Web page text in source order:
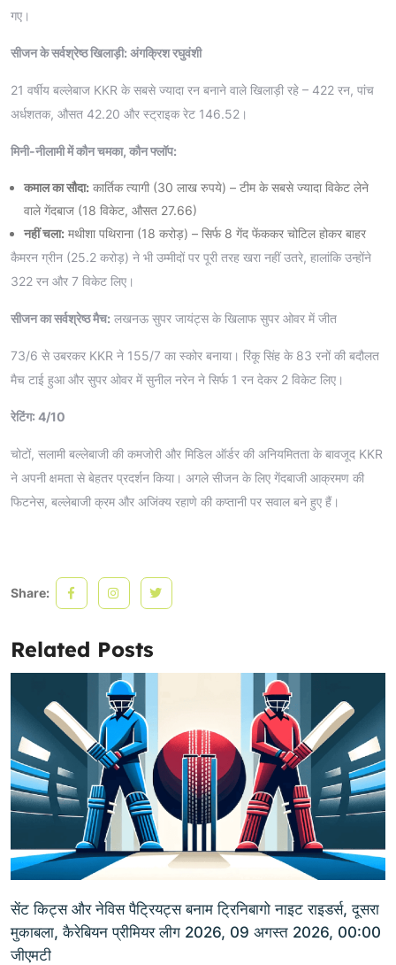
गए।
सीजन के सर्वश्रेष्ठ खिलाड़ी: अंगक्रिश रघुवंशी
21 वर्षीय बल्लेबाज KKR के सबसे ज्यादा रन बनाने वाले खिलाड़ी रहे – 422 रन, पांच
अर्धशतक, औसत 42.20 और स्ट्राइक रेट 146.52।
मिनी-नीलामी में कौन चमका, कौन फ्लॉप:
कमाल का सौदा: कार्तिक त्यागी (30 लाख रुपये) – टीम के सबसे ज्यादा विकेट लेने
वाले गेंदबाज (18 विकेट, औसत 27.66)
नहीं चला: मथीशा पथिराना (18 करोड़) – सिर्फ 8 गेंद फेंककर चोटिल होकर बाहर
कैमरन ग्रीन (25.2 करोड़) ने भी उम्मीदों पर पूरी तरह खरा नहीं उतरे, हालांकि उन्होंने
322 रन और 7 विकेट लिए।
सीजन का सर्वश्रेष्ठ मैच: लखनऊ सुपर जायंट्स के खिलाफ सुपर ओवर में जीत
73/6 से उबरकर KKR ने 155/7 का स्कोर बनाया। रिंकू सिंह के 83 रनों की बदौलत
मैच टाई हुआ और सुपर ओवर में सुनील नरेन ने सिर्फ 1 रन देकर 2 विकेट लिए।
रेटिंग: 4/10
चोटों, सलामी बल्लेबाजी की कमजोरी और मिडिल ऑर्डर की अनियमितता के बावजूद KKR
ने अपनी क्षमता से बेहतर प्रदर्शन किया। अगले सीजन के लिए गेंदबाजी आक्रमण की
फिटनेस, बल्लेबाजी क्रम और अजिंक्य रहाणे की कप्तानी पर सवाल बने हुए हैं।
Share:
Related Posts
सेंट किट्स और नेविस पैट्रियट्स बनाम ट्रिनिबागो नाइट राइडर्स, दूसरा
मुकाबला, कैरेबियन प्रीमियर लीग 2026, 09 अगस्त 2026, 00:00
जीएमटी